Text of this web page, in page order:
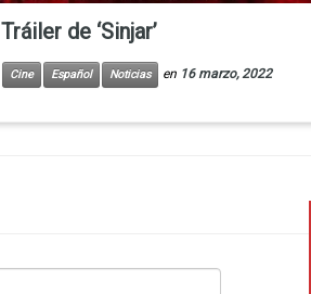
Tráiler de ‘Sinjar’
Cine Español Noticias en 16 marzo, 2022